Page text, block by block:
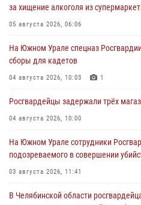
за хищение алкоголя из
05 августа 2026, 06:06
На Южном Урале спецназ
сборы для кадетов
04 августа 2026, 10:03 1
Росгвардейцы задержали трёх
04 августа 2026, 10:00
На Южном Урале сотрудники
подозреваемого в совершении
03 августа 2026, 11:41
В Челябинской области